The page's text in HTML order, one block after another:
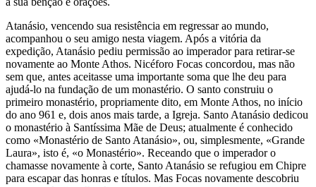
Atanásio, vencendo sua resistência em regressar ao mundo,
acompanhou o seu amigo nesta viagem. Após a vitória da
expedição, Atanásio pediu permissão ao imperador para retirar-se
novamente ao Monte Athos. Nicéforo Focas concordou, mas não
sem que, antes aceitasse uma importante soma que lhe deu para
ajudá-lo na fundação de um monastério. O santo construiu o
primeiro monastério, propriamente dito, em Monte Athos, no início
do ano 961 e, dois anos mais tarde, a Igreja. Santo Atanásio dedicou
o monastério à Santíssima Mãe de Deus; atualmente é conhecido
como «Monastério de Santo Atanásio», ou, simplesmente, «Grande
Laura», isto é, «o Monastério». Receando que o imperador o
chamasse novamente à corte, Santo Atanásio se refugiou em Chipre
para escapar das honras e títulos. Mas Focas novamente descobriu